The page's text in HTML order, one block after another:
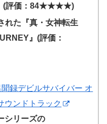
(評価：84★★★★)
れた『真・女神転生
』(評価：
録デビルサバイバー オ
ウンドトラック
シリーズの